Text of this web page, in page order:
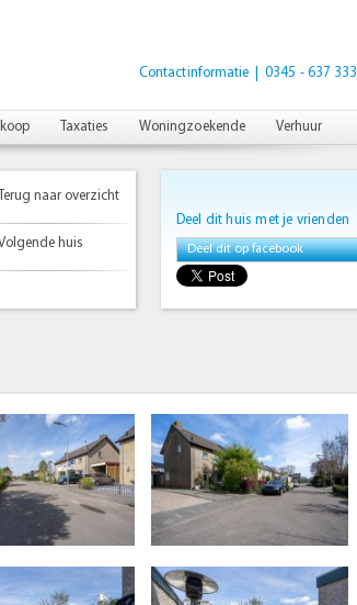
Contactinformatie | 0345 - 637 333
Taxaties Woningzoekende Verhuur
Terug naar overzicht
huis
Deel dit huis met je vrienden
Deel dit op facebook